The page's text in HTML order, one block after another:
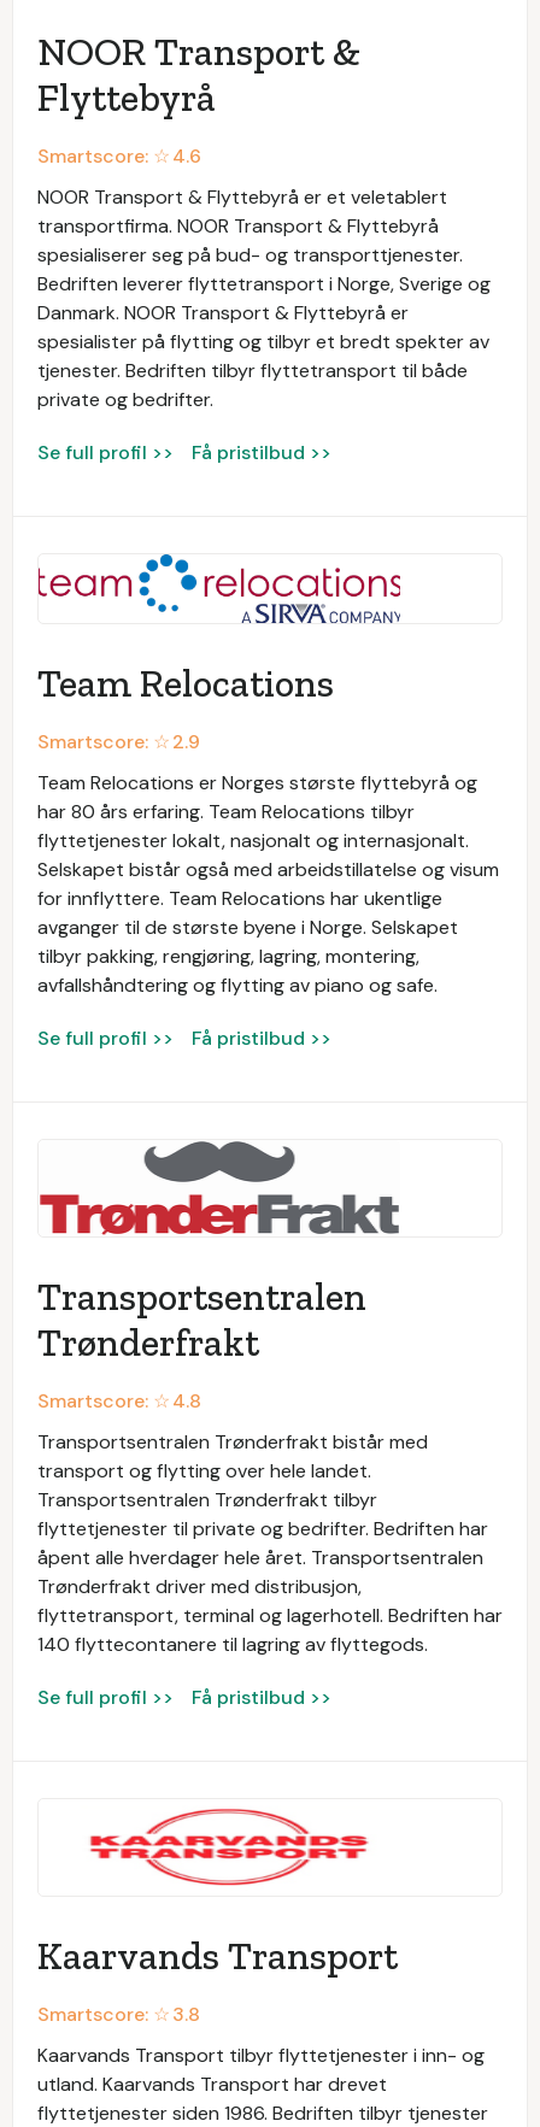
NOOR Transport &
Flyttebyrå
Smartscore: ☆4.6
NOOR Transport & Flyttebyrå er et veletablert
transportfirma. NOOR Transport & Flyttebyrå
spesialiserer seg på bud- og transporttjenester.
Bedriften leverer flyttetransport i Norge, Sverige og
Danmark. NOOR Transport & Flyttebyrå er
spesialister på flytting og tilbyr et bredt spekter av
tjenester. Bedriften tilbyr flyttetransport til både
private og bedrifter.
Se full profil >> Få pristilbud >>
Team Relocations
Smartscore: ☆2.9
Team Relocations er Norges største flyttebyrå og
har 80 års erfaring. Team Relocations tilbyr
flyttetjenester lokalt, nasjonalt og internasjonalt.
Selskapet bistår også med arbeidstillatelse og visum
for innflyttere. Team Relocations har ukentlige
avganger til de største byene i Norge. Selskapet
tilbyr pakking, rengjøring, lagring, montering,
avfallshåndtering og flytting av piano og safe.
Se full profil >> Få pristilbud >>
Transportsentralen
Trønderfrakt
Smartscore: ☆4.8
Transportsentralen Trønderfrakt bistår med
transport og flytting over hele landet.
Transportsentralen Trønderfrakt tilbyr
flyttetjenester til private og bedrifter. Bedriften har
åpent alle hverdager hele året. Transportsentralen
Trønderfrakt driver med distribusjon,
flyttetransport, terminal og lagerhotell. Bedriften har
140 flyttecontanere til lagring av flyttegods.
Se full profil >> Få pristilbud >>
Kaarvands Transport
Smartscore: ☆3.8
Kaarvands Transport tilbyr flyttetjenester i inn- og
utland. Kaarvands Transport har drevet
flyttetjenester siden 1986. Bedriften tilbyr tjenester